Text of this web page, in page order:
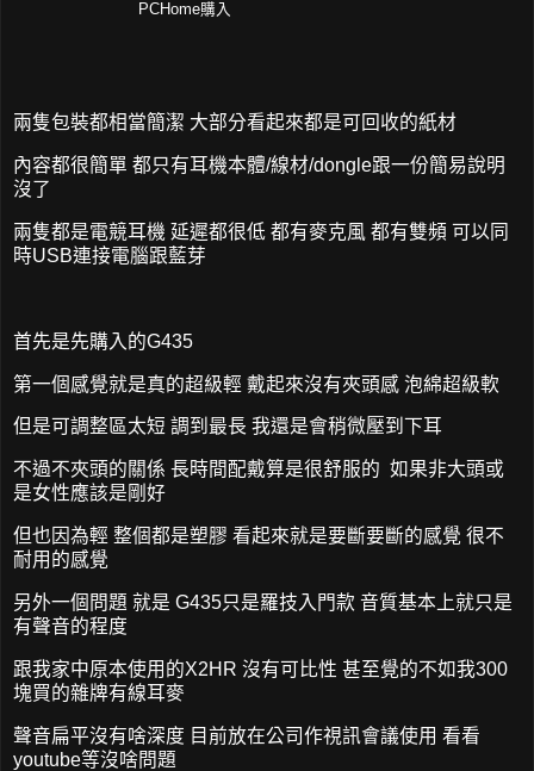
PCHome購入
兩隻包裝都相當簡潔 大部分看起來都是可回收的紙材
內容都很簡單 都只有耳機本體/線材/dongle跟一份簡易說明
沒了
兩隻都是電競耳機 延遲都很低 都有麥克風 都有雙頻 可以同
時USB連接電腦跟藍芽
首先是先購入的G435
第一個感覺就是真的超級輕 戴起來沒有夾頭感 泡綿超級軟
但是可調整區太短 調到最長 我還是會稍微壓到下耳
不過不夾頭的關係 長時間配戴算是很舒服的 如果非大頭或
是女性應該是剛好
但也因為輕 整個都是塑膠 看起來就是要斷要斷的感覺 很不
耐用的感覺
另外一個問題 就是 G435只是羅技入門款 音質基本上就只是
有聲音的程度
跟我家中原本使用的X2HR 沒有可比性 甚至覺的不如我300
塊買的雜牌有線耳麥
聲音扁平沒有啥深度 目前放在公司作視訊會議使用 看看
youtube等沒啥問題